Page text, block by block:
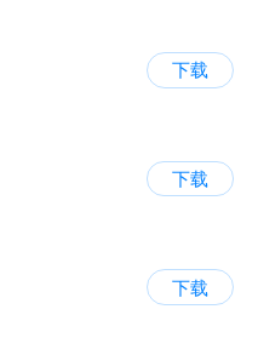
下载
下载
下载